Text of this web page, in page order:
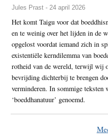
Jules Prast - 24 april 2026
Het komt Taigu voor dat
en te weinig over het lijden in de
opgelost voordat iemand zich in
existentiële kerndilemma van
rotheid van de wereld, terwijl wij
bevrijding dichterbij te brengen
verminderen. In sommige teksten
‘boeddhanatuur’ genoemd.